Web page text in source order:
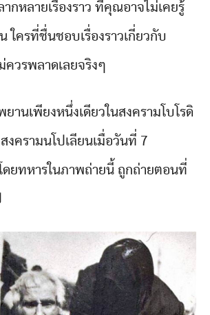
กหลายเรื่องราว ที่คุณอาจไม่เคยรู้
ใครที่ชื่นชอบเรื่องราวเกี่ยวกับ
ควรพลาดเลยจริงๆ
านเพียงหนึ่งเดียวในสงครามโบโรดิ
งครามนโปเลียนเมื่อวันที่ 7
ดยทหารในภาพถ่ายนี้ ถูกถ่ายตอนที่